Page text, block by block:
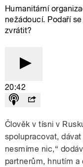
Humanitární
nežádoucí. Podaří
zvrátit?
20:42
Člověk v tísni v
spolupracovat,
nesmíme nic,“
partnerům, hnutím a